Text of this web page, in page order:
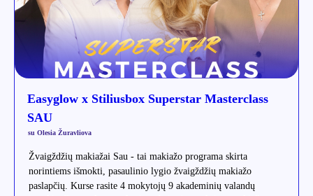
Easyglow x Stiliusbox Superstar Masterclass
SAU
su Olesia Žuravliova
Žvaigždžių makiažai Sau - tai makiažo programa skirta
norintiems išmokti, pasaulinio lygio žvaigždžių makiažo
paslapčių. Kurse rasite 4 mokytojų 9 akademinių valandų